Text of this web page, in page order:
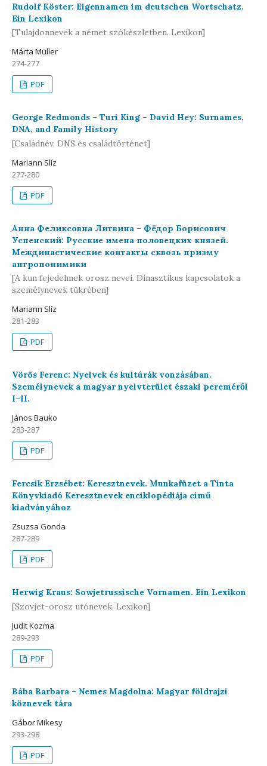
Rudolf Köster: Eigennamen im deutschen Wortschatz.
Ein Lexikon
[Tulajdonnevek a német szókészletben. Lexikon]
Márta Müller
274-277
PDF
George Redmonds – Turi King – David Hey: Surnames,
DNA, and Family History
[Családnév, DNS és családtörténet]
Mariann Slíz
277-280
PDF
Анна Феликсовна Литвина – Фёдор Борисович
Успенский: Русские имена половецких князей.
Междинастические контакты сквозь призму
антропонимики
[A kun fejedelmek orosz nevei. Dinasztikus kapcsolatok a
személynevek tükrében]
Mariann Slíz
281-283
PDF
Vörös Ferenc: Nyelvek és kultúrák vonzásában.
Személynevek a magyar nyelvterület északi pereméről
I–II.
János Bauko
283-287
PDF
Fercsik Erzsébet: Keresztnevek. Munkafüzet a Tinta
Könyvkiadó Keresztnevek enciklopédiája című
kiadványához
Zsuzsa Gonda
287-289
PDF
Herwig Kraus: Sowjetrussische Vornamen. Ein Lexikon
[Szovjet-orosz utónevek. Lexikon]
Judit Kozma
289-293
PDF
Bába Barbara – Nemes Magdolna: Magyar földrajzi
köznevek tára
Gábor Mikesy
293-298
PDF